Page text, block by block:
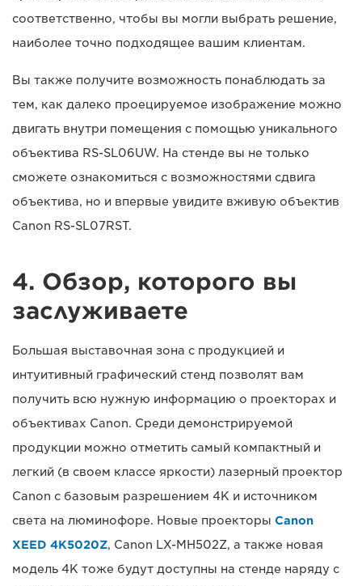
соответственно, чтобы вы могли выбрать решение,
наиболее точно подходящее вашим клиентам.
Вы также получите возможность понаблюдать за
тем, как далеко проецируемое изображение можно
двигать внутри помещения с помощью уникального
объектива RS-SL06UW. На стенде вы не только
сможете ознакомиться с возможностями сдвига
объектива, но и впервые увидите вживую объектив
Canon RS-SL07RST.
4. Обзор, которого вы
заслуживаете
Большая выставочная зона с продукцией и
интуитивный графический стенд позволят вам
получить всю нужную информацию о проекторах и
объективах Canon. Среди демонстрируемой
продукции можно отметить самый компактный и
легкий (в своем классе яркости) лазерный проектор
Canon с базовым разрешением 4K и источником
света на люминофоре. Новые проекторы Canon
XEED 4K5020Z, Canon LX-MH502Z, а также новая
модель 4K тоже будут доступны на стенде наряду с